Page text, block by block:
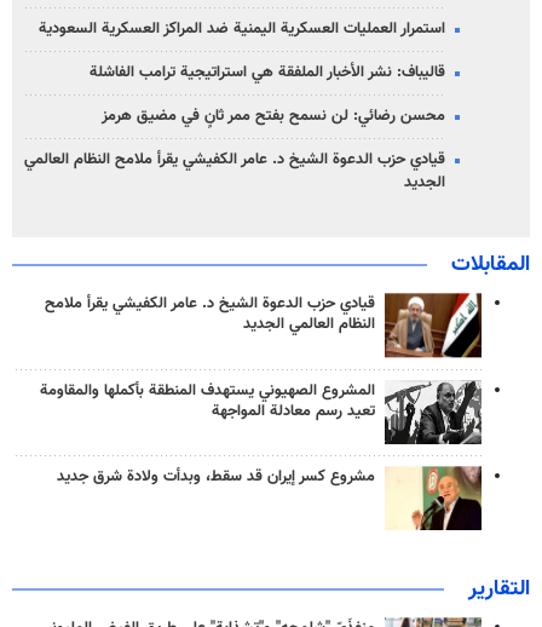
استمرار العمليات العسكرية اليمنية ضد المراكز العسكرية السعودية
قاليباف: نشر الأخبار الملفقة هي استراتيجية ترامب الفاشلة
محسن رضائي: لن نسمح بفتح ممر ثانٍ في مضيق هرمز
قيادي حزب الدعوة الشيخ د. عامر الكفيشي يقرأ ملامح النظام العالمي
الجديد
المقابلات
قيادي حزب الدعوة الشيخ د. عامر الكفيشي يقرأ ملامح
النظام العالمي الجديد
المشروع الصهيوني يستهدف المنطقة بأكملها والمقاومة
تعيد رسم معادلة المواجهة
مشروع كسر إيران قد سقط، وبدأت ولادة شرق جديد
التقارير